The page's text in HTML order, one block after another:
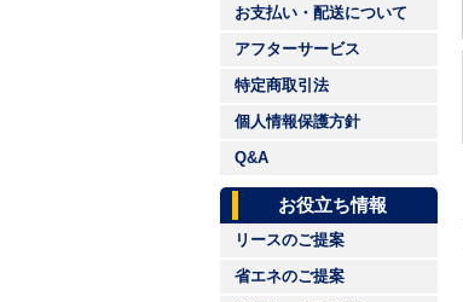
お支払い・配送について
アフターサービス
特定商取引法
個人情報保護方針
Q&A
お役立ち情報
リースのご提案
省エネのご提案